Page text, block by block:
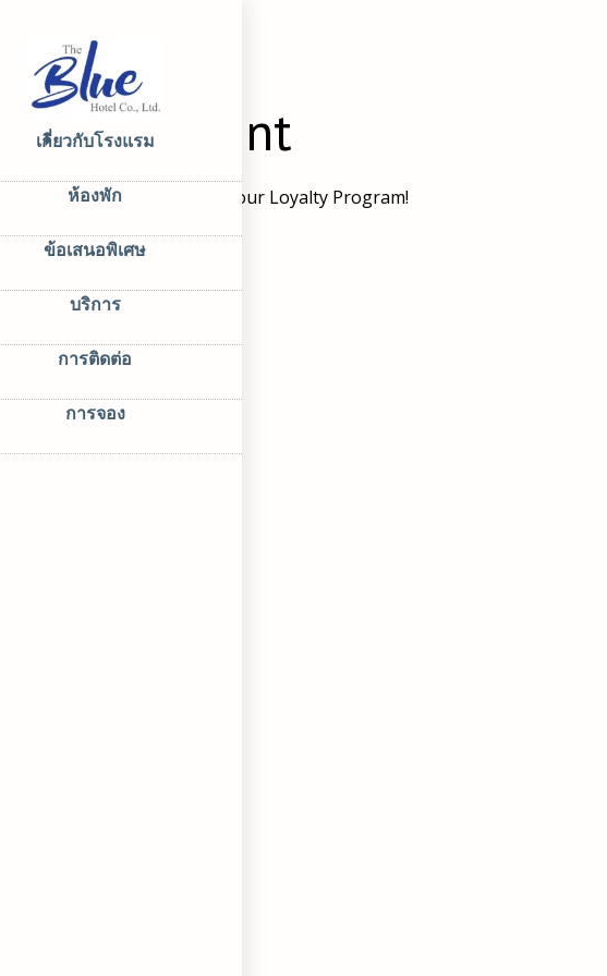
เกี่ยวกับโรงแรม
ห้องพัก
ข้อเสนอพิเศษ
บริการ
การติดต่อ
การจอง
หน้าหลัก– บัญชีของฉัน
My account
Level up your stay with our Loyalty Program!